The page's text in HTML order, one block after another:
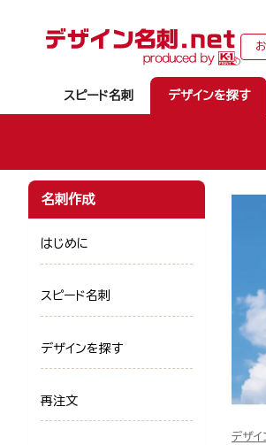
スピード名刺 デザインを探す
デザ
名刺作成
はじめに
スピード名刺
デザインを探す
再注文